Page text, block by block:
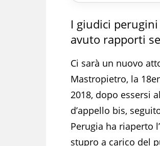
I giudici
avuto rapporti
Ci sarà un nuovo
Mastropietro, la
2018, dopo essersi
d’appello bis,
Perugia ha riaperto
stupro a carico del